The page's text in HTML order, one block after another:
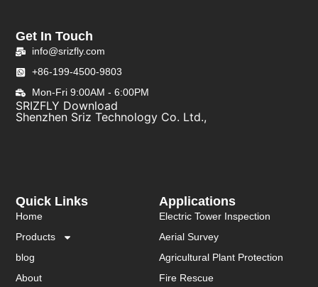
Applications
Electric Tower Inspection
Aerial Survey
Agricultural Plant Protection
Fire Rescue
Quick Links
Home
Products
blog
About
Get In Touch
info@srizfly.com
+86-199-4500-9803
Mon-Fri 9:00AM - 6:00PM
SRIZFLY Download
Shenzhen Sriz Technology Co. Ltd.,